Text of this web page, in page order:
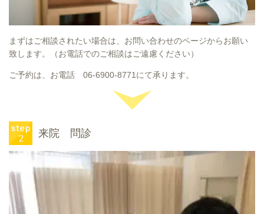
まずはご相談されたい場合は、お問い合わせのページからお願い
致します。（お電話でのご相談はご遠慮ください）
ご予約は、お電話 06-6900-8771にて承ります。
来院 問診